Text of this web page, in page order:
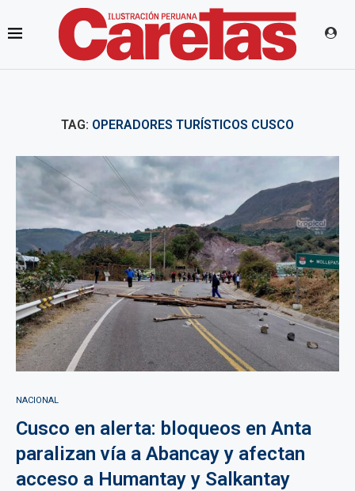
TAG: OPERADORES TURÍSTICOS CUSCO
NACIONAL
Cusco en alerta: bloqueos en Anta
paralizan vía a Abancay y afectan
acceso a Humantay y Salkantay